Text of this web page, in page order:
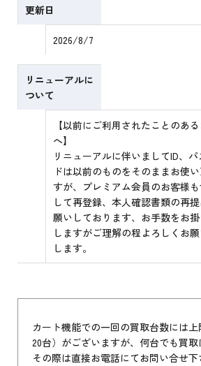
更新日
2026/8/7
リニューアルに
ついて
【以前にご利用されたことのあ
へ】
リニューアルに伴いましてID、
ドは以前のものをそのままお使
すが、プレミアム会員のお客様
して再登録、本人確認書類の再
願いしております、お手数をお
しますがご理解の程よろしくお
します。
カート機能での一回の買取台数には
20台）がございますが、何台でも買取
その際は直接お電話にてお問い合せ下